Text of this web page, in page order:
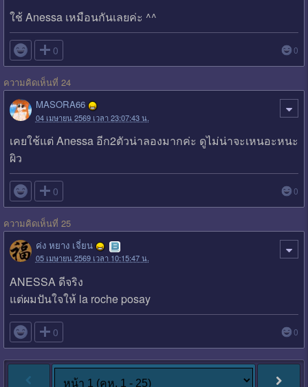
ใช้ Anessa เหมือนกันเลยค่ะ ^^
 0 0
ความคิดเห็นที่ 24
MASORA66
04 เมษายน 2569 เวลา 23:07:43 น.
เคยใช้แต่ Anessa อีก2ตัวน่าลองมากค่ะ ดูไม่น่าจะเหนอะหนะ
ผิว
 0 0
ความคิดเห็นที่ 25
ค่ง หยาง เจี่ยน
05 เมษายน 2569 เวลา 10:15:47 น.
ANESSA ดีจริง
แต่ผมปันใจให้ la roche posay
 0 0